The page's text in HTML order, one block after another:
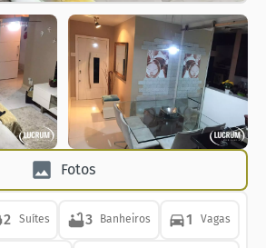
Fotos
2 Suítes 3 Banheiros 1 Vagas